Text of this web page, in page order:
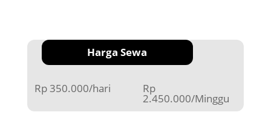
Harga Sewa
Rp 350.000/hari Rp
2.450.000/Minggu